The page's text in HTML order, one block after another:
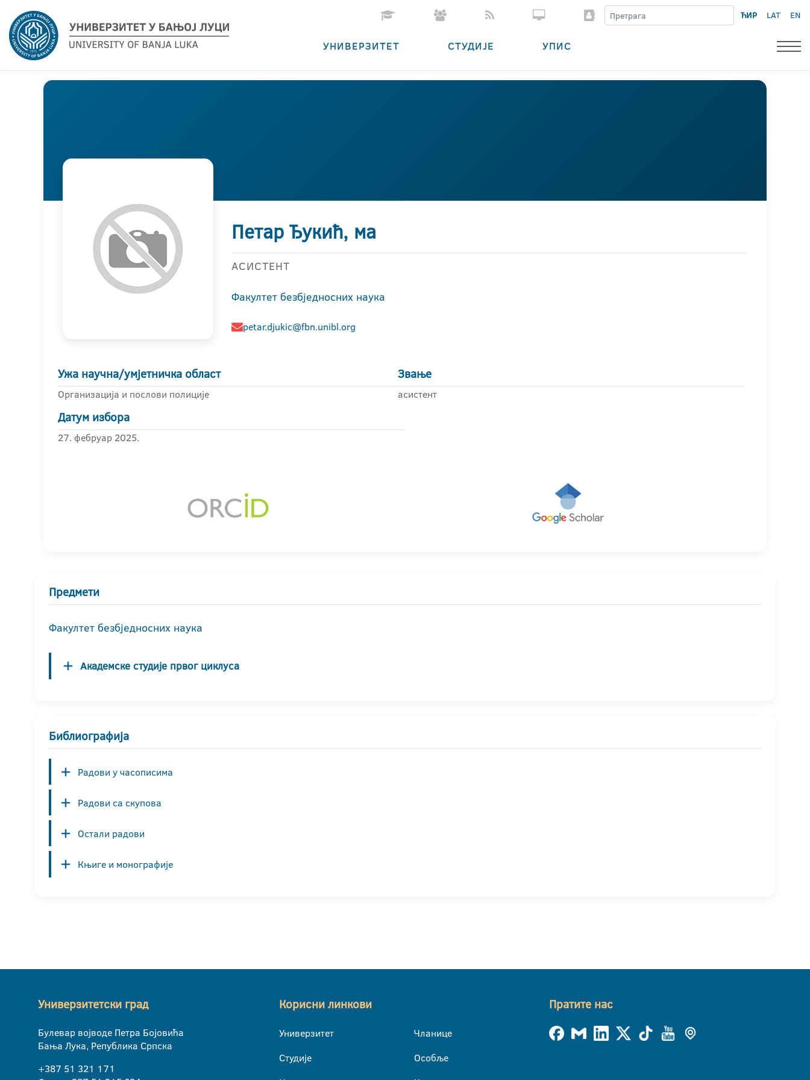
ЋИР LAT EN
УНИВЕРЗИТЕТ СТУДИЈЕ УПИС
Петар Ђукић, ма
АСИСТЕНТ
Факултет безбједносних наука
petar.djukic@fbn.unibl.org
Ужа научна/умјетничка област
Организација и послови полиције
Звање
асистент
Датум избора
27. фебруар 2025.
Предмети
Факултет безбједносних наука
Академске студије првог циклуса
Библиографија
Радови у часописима
Радови са скупова
Остали радови
Књиге и монографије
Универзитетски град
Булевар војводе Петра Бојовића
Бања Лука, Република Српска
+387 51 321 171
Корисни линкови
Универзитет
Студије
Чланице
Особље
Пратите нас